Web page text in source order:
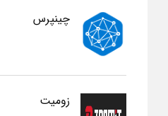
چینپرس
زومیت